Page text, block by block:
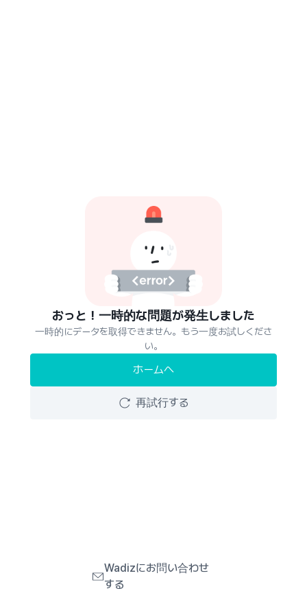
おっと！一時的な問題が発生しました
一時的にデータを取得できません。もう一度お試しくださ
い。
ホームへ
再試行する
Wadizにお問い合わせ
する